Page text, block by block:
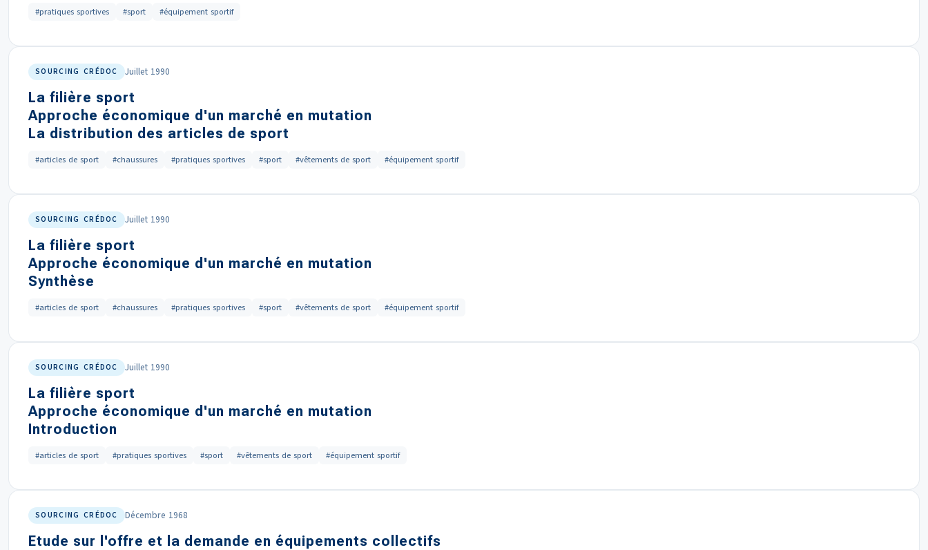
#pratiques sportives #sport #équipement sportif
SOURCING CRÉDOC Juillet 1990
La filière sport
Approche économique d'un marché en mutation
La distribution des articles de sport
#articles de sport #chaussures #pratiques sportives #sport #vêtements de sport #équipement sportif
SOURCING CRÉDOC Juillet 1990
La filière sport
Approche économique d'un marché en mutation
Synthèse
#articles de sport #chaussures #pratiques sportives #sport #vêtements de sport #équipement sportif
SOURCING CRÉDOC Juillet 1990
La filière sport
Approche économique d'un marché en mutation
Introduction
#articles de sport #pratiques sportives #sport #vêtements de sport #équipement sportif
SOURCING CRÉDOC Décembre 1968
Etude sur l'offre et la demande en équipements collectifs